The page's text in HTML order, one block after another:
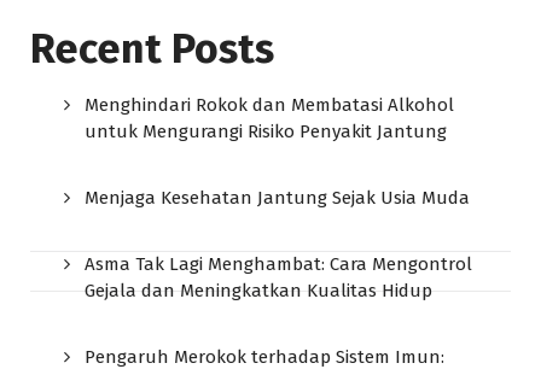
Recent Posts
Menghindari Rokok dan Membatasi Alkohol
untuk Mengurangi Risiko Penyakit Jantung
Menjaga Kesehatan Jantung Sejak Usia Muda
Asma Tak Lagi Menghambat: Cara Mengontrol
Gejala dan Meningkatkan Kualitas Hidup
Pengaruh Merokok terhadap Sistem Imun: